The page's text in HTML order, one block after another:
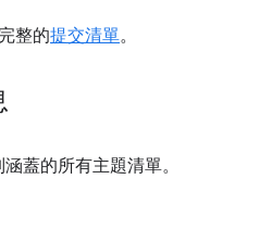
整的提交清單。
涵蓋的所有主題清單。